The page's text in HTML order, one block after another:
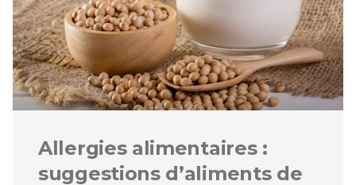
Allergies alimentaires :
suggestions d’aliments de